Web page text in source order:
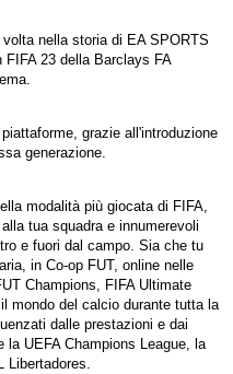
nella storia di EA SPORTS
23 della Barclays FA
grazie all'introduzione
generazione.
modalità più giocata di FIFA,
tua squadra e innumerevoli
e fuori dal campo. Sia che tu
in Co-op FUT, online nelle
Champions, FIFA Ultimate
mondo del calcio durante tutta la
dalle prestazioni e dai
UEFA Champions League, la
Libertadores.